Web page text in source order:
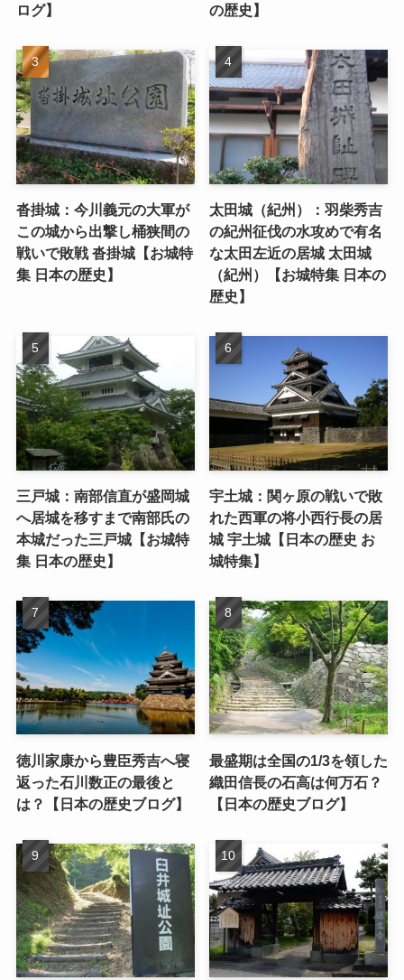
ログ】
の歴史】
沓掛城：今川義元の大軍が
この城から出撃し桶狭間の
戦いで敗戦 沓掛城【お城特
集 日本の歴史】
太田城（紀州）：羽柴秀吉
の紀州征伐の水攻めで有名
な太田左近の居城 太田城
（紀州）【お城特集 日本の
歴史】
三戸城：南部信直が盛岡城
へ居城を移すまで南部氏の
本城だった三戸城【お城特
集 日本の歴史】
宇土城：関ヶ原の戦いで敗
れた西軍の将小西行長の居
城 宇土城【日本の歴史 お
城特集】
徳川家康から豊臣秀吉へ寝
返った石川数正の最後と
は？【日本の歴史ブログ】
最盛期は全国の1/3を領した
織田信長の石高は何万石？
【日本の歴史ブログ】